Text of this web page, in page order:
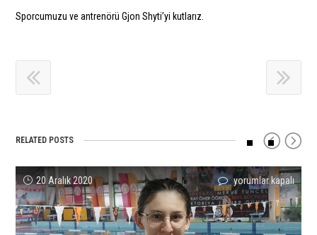
Sporcumuzu ve antrenörü Gjon Shyti’yi kutlarız.
RELATED POSTS
20 Aralık 2020
Sporcumuz
Beril
Böcekler’den
Yeni
yorumlar kapalı
Defne
Coşkun’dan
Türkiye
Rekoru!
yorumlar kapalı
Doğukan
Arsen
Tombul
4x50m
yorumlar kapalı
Defne
Tanığ
Egale
Ettiği
yorumlar kapalı
Halil
Altunbulak
Okulları
Arası
yorumlar kapalı
Sudem
Denizli’den
17-
18
yorumlar kapalı